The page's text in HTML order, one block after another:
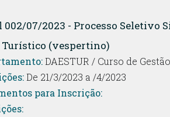
002/07/2023 - Processo
Turístico (vespertino)
DAESTUR / Curso de
De 21/3/2023 a /4/2023
para Inscrição: